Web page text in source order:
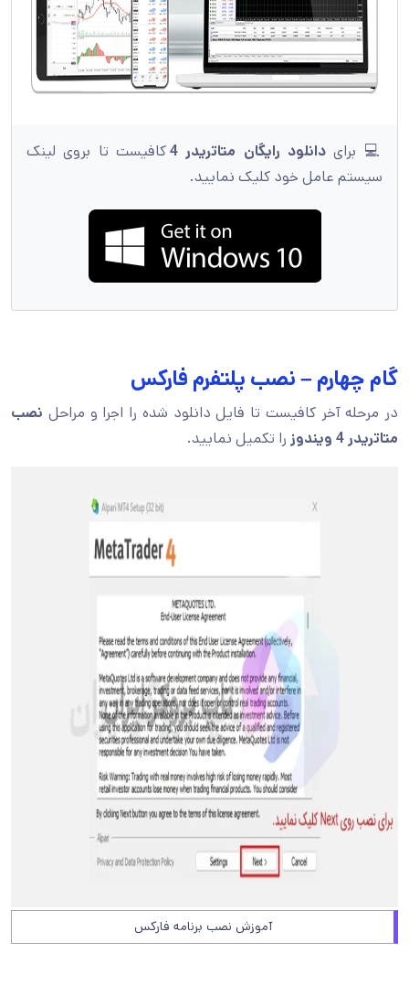
💻 برای دانلود رایگان متاتریدر 4
کافیست تا بروی لینک
سیستم عامل خود کلیک نمایید.
گام چهارم – نصب پلتفرم فارکس
در مرحله آخر کافیست تا فایل دانلود شده را اجرا و مراحل نصب
متاتریدر 4 ویندوز
را تکمیل نمایید.
آموزش نصب برنامه فارکس